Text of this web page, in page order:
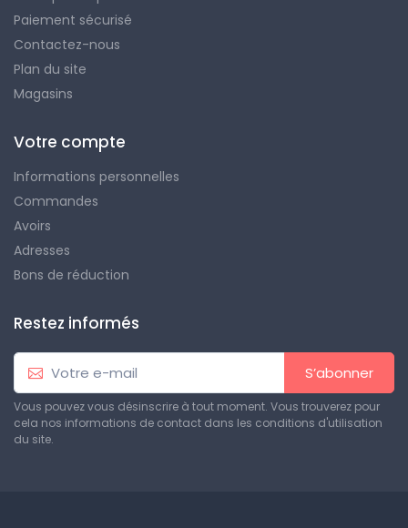
Paiement sécurisé
Contactez-nous
Plan du site
Magasins
Votre compte
Informations personnelles
Commandes
Avoirs
Adresses
Bons de réduction
Restez informés
S’abonner
Vous pouvez vous désinscrire à tout moment. Vous trouverez pour
cela nos informations de contact dans les conditions d'utilisation
du site.